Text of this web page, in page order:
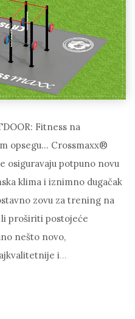
Fitness na
opsegu… Crossmaxx®
osiguravaju potpuno novu
klima i iznimno dugačak
zovu za trening na
proširiti postojeće
nešto novo,
i…